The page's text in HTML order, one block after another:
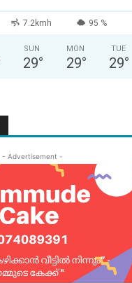
7.2kmh 95 %
SUN
29°
MON
29°
TUE
29°
- Advertisement -